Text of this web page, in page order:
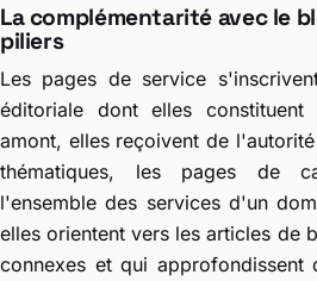
La complémentarité avec le
piliers
Les pages de service
éditoriale dont elles
amont, elles reçoivent de
thématiques, les pages de
l'ensemble des services d'un
elles orientent vers les articles de
connexes et qui approfondissent